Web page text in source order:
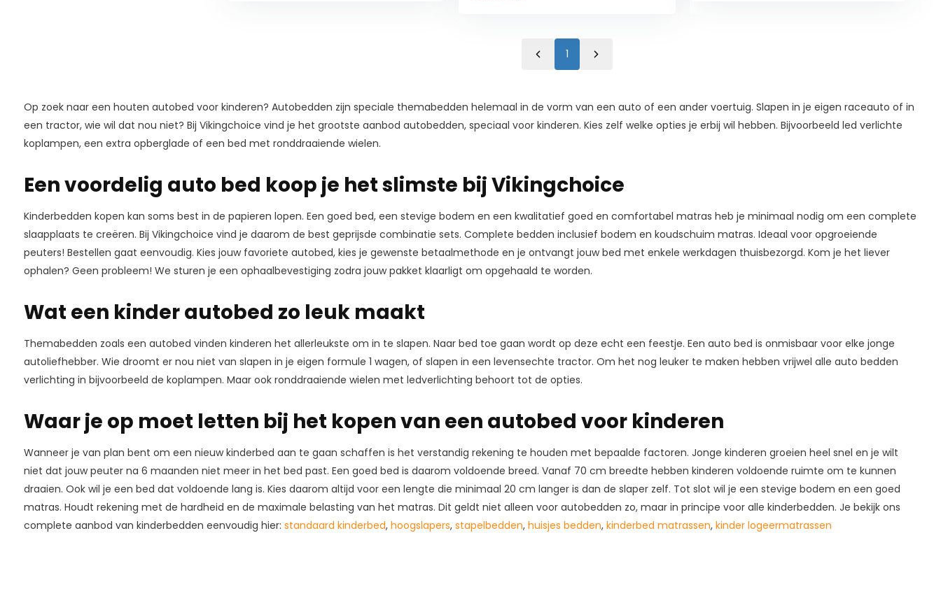
1
Op zoek naar een houten autobed voor kinderen? Autobedden zijn speciale themabedden helemaal in de vorm van een auto of een ander voertuig. Slapen in je eigen raceauto of in
een tractor, wie wil dat nou niet? Bij Vikingchoice vind je het grootste aanbod autobedden, speciaal voor kinderen. Kies zelf welke opties je erbij wil hebben. Bijvoorbeeld led verlichte
koplampen, een extra opberglade of een bed met ronddraaiende wielen.
Een voordelig auto bed koop je het slimste bij Vikingchoice
Kinderbedden kopen kan soms best in de papieren lopen. Een goed bed, een stevige bodem en een kwalitatief goed en comfortabel matras heb je minimaal nodig om een complete
slaapplaats te creëren. Bij Vikingchoice vind je daarom de best geprijsde combinatie sets. Complete bedden inclusief bodem en koudschuim matras. Ideaal voor opgroeiende
peuters! Bestellen gaat eenvoudig. Kies jouw favoriete autobed, kies je gewenste betaalmethode en je ontvangt jouw bed met enkele werkdagen thuisbezorgd. Kom je het liever
ophalen? Geen probleem! We sturen je een ophaalbevestiging zodra jouw pakket klaarligt om opgehaald te worden.
Wat een kinder autobed zo leuk maakt
Themabedden zoals een autobed vinden kinderen het allerleukste om in te slapen. Naar bed toe gaan wordt op deze echt een feestje. Een auto bed is onmisbaar voor elke jonge
autoliefhebber. Wie droomt er nou niet van slapen in je eigen formule 1 wagen, of slapen in een levensechte tractor. Om het nog leuker te maken hebben vrijwel alle auto bedden
verlichting in bijvoorbeeld de koplampen. Maar ook ronddraaiende wielen met ledverlichting behoort tot de opties.
Waar je op moet letten bij het kopen van een autobed voor kinderen
Wanneer je van plan bent om een nieuw kinderbed aan te gaan schaffen is het verstandig rekening te houden met bepaalde factoren. Jonge kinderen groeien heel snel en je wilt
niet dat jouw peuter na 6 maanden niet meer in het bed past. Een goed bed is daarom voldoende breed. Vanaf 70 cm breedte hebben kinderen voldoende ruimte om te kunnen
draaien. Ook wil je een bed dat voldoende lang is. Kies daarom altijd voor een lengte die minimaal 20 cm langer is dan de slaper zelf. Tot slot wil je een stevige bodem en een goed
matras. Houdt rekening met de hardheid en de maximale belasting van het matras. Dit geldt niet alleen voor autobedden zo, maar in principe voor alle kinderbedden. Je bekijk ons
complete aanbod van kinderbedden eenvoudig hier: standaard kinderbed, hoogslapers, stapelbedden, huisjes bedden, kinderbed matrassen, kinder logeermatrassen